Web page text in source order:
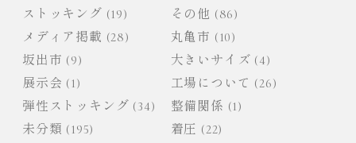
ストッキング (19) その他 (86)
メディア掲載 (28) 丸亀市 (10)
坂出市 (9) 大きいサイズ (4)
展示会 (1) 工場について (26)
弾性ストッキング (34) 整備関係 (1)
未分類 (195) 着圧 (22)